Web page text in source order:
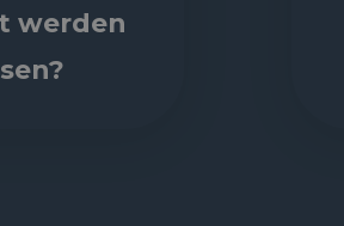
werden